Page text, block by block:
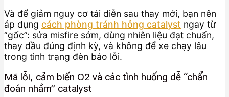
Và để giảm nguy cơ tái diễn sau thay mới, bạn nên
áp dụng cách phòng tránh hỏng catalyst ngay từ
“gốc”: sửa misfire sớm, dùng nhiên liệu đạt chuẩn,
thay dầu đúng định kỳ, và không để xe chạy lâu
trong tình trạng đèn báo lỗi.
Mã lỗi, cảm biến O2 và các tình huống dễ “chẩn
đoán nhầm” catalyst